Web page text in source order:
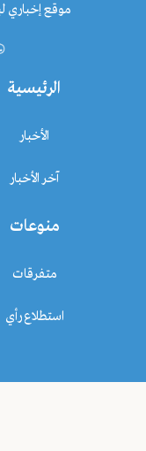
موقع إخباري
الرئيسية
الأخبار
آخر الأخبار
منوعات
متفرقات
استطلاع رأي